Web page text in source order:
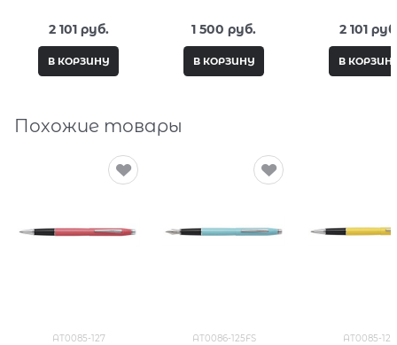
Fantasy PC332-L7
2 101 руб.
В КОРЗИНУ
Fantasy PC332-M1
1 500 руб.
В КОРЗИНУ
Fantasy
2 101
В
Похожие товары
AT0085-127 AT0086-125FS AT0085-126